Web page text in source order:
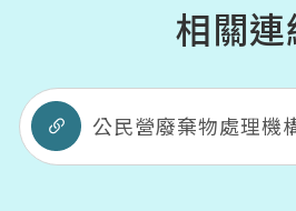
相關連
公民營廢棄物處理機